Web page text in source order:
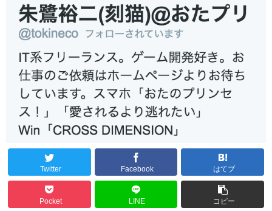
Twitter Facebook はてブ
Pocket LINE コピー